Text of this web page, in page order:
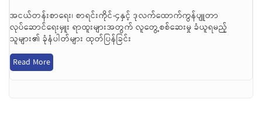
အငယ်တန်းစာရေး၊ စာရင်းကိုင်-၄နှင့် ဒုလက်ထောက်ကွန်ပျူတာ
လုပ်ဆောင်ရေးမှူး ရာထူးများအတွက် လူတွေ့စစ်ဆေးမှု ခံယူရမည့်
သူများ၏ ခုံနံပါတ်များ ထုတ်ပြန်ခြင်း
Read More